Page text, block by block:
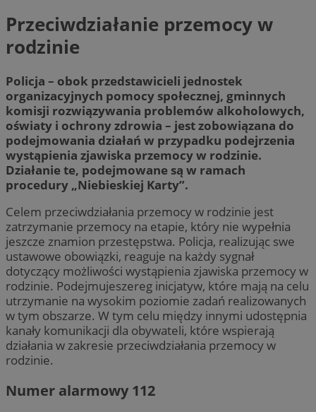
Przeciwdziałanie przemocy w
rodzinie
Policja – obok przedstawicieli jednostek
organizacyjnych pomocy społecznej, gminnych
komisji rozwiązywania problemów alkoholowych,
oświaty i ochrony zdrowia – jest zobowiązana do
podejmowania działań w przypadku podejrzenia
wystąpienia zjawiska przemocy w rodzinie.
Działanie te, podejmowane są w ramach
procedury „Niebieskiej Karty”.
Celem przeciwdziałania przemocy w rodzinie jest
zatrzymanie przemocy na etapie, który nie wypełnia
jeszcze znamion przestępstwa. Policja, realizując swe
ustawowe obowiązki, reaguje na każdy sygnał
dotyczący możliwości wystąpienia zjawiska przemocy w
rodzinie. Podejmujeszereg inicjatyw, które mają na celu
utrzymanie na wysokim poziomie zadań realizowanych
w tym obszarze. W tym celu między innymi udostępnia
kanały komunikacji dla obywateli, które wspierają
działania w zakresie przeciwdziałania przemocy w
rodzinie.
Numer alarmowy 112